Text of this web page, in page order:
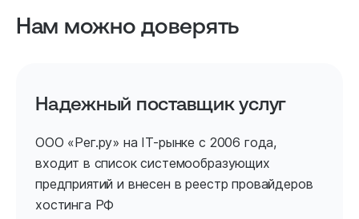
Нам можно доверять
Надежный поставщик услуг
ООО «Рег.ру» на IT-рынке с 2006 года,
входит в список системообразующих
предприятий и внесен в реестр провайдеров
хостинга РФ